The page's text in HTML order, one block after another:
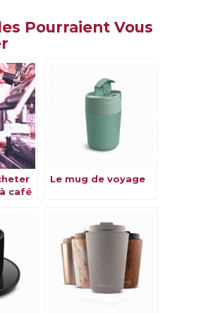
Pourraient Vous
café
Le mug de voyage